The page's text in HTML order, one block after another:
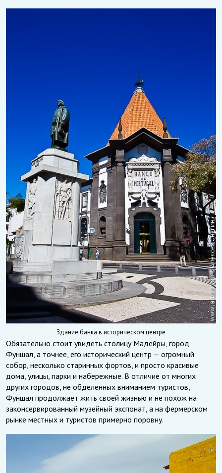
Здание банка в историческом центре
Обязательно стоит увидеть столицу Мадейры, город
Фуншал, а точнее, его исторический центр — огромный
собор, несколько старинных фортов, и просто красивые
дома, улицы, парки и набережные. В отличие от многих
других городов, не обделенных вниманием туристов,
Фуншал продолжает жить своей жизнью и не похож на
законсервированный музейный экспонат, а на фермерском
рынке местных и туристов примерно поровну.